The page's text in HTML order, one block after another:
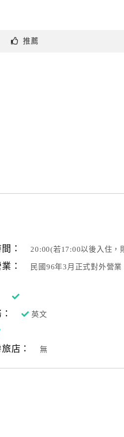
推薦
： 20:00(若17:00以後入住，
：
民國96年3月正式對外營
英文
店： 無